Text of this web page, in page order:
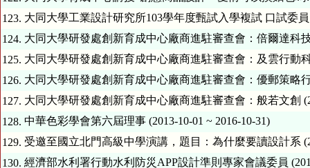
123. 大同大學工業設計研究所103學年度甄試入學複試 口試委員
124. 大同大學研發處創新育成中心廠商進駐審查會：倍爾達科
125. 大同大學研發處創新育成中心廠商進駐審查會：及雲行動
126. 大同大學研發處創新育成中心廠商進駐審查會：優郵策略
127. 大同大學研發處創新育成中心廠商進駐審查會：般若文創
128. 中華色彩學會第六屆理事 (2013-10-01 ~ 2016-10-31)
129. 受邀至國立北門高級中學演講，題目：為什麼要讀設計系
130. 經濟部水利署行動水利防災APP設計準則專家會議委員